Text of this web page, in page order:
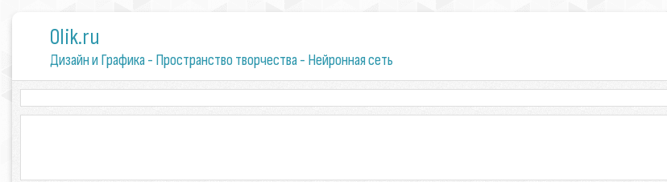
0lik.ru
Дизайн и Графика - Пространство творчества - Нейронная сеть